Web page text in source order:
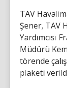
TAV
Şener, TAV
Yardımcısı
Müdürü
törende
plaketi